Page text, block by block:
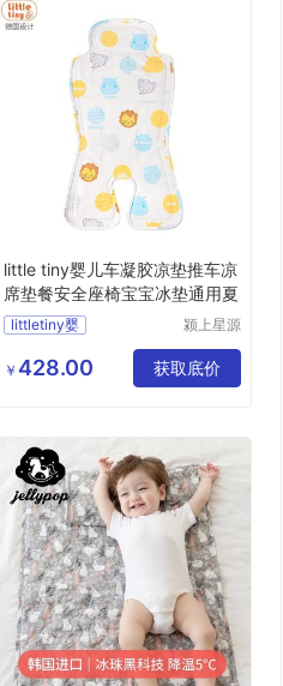
little tiny婴儿车凝胶凉垫推车凉
席垫餐安全座椅宝宝冰垫通用夏
littletiny婴
颍上星源
有限公司
￥ 428.00 获取底价